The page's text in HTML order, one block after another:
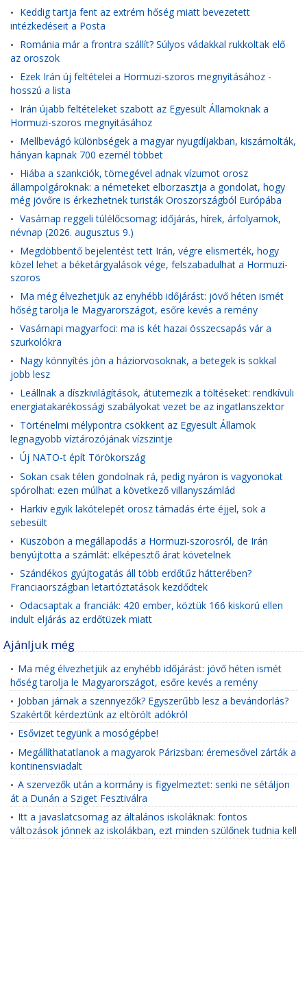
• Keddig tartja fent az extrém hőség miatt bevezetett
intézkedéseit a Posta
• Románia már a frontra szállít? Súlyos vádakkal rukkoltak elő
az oroszok
• Ezek Irán új feltételei a Hormuzi-szoros megnyitásához -
hosszú a lista
• Irán újabb feltételeket szabott az Egyesült Államoknak a
Hormuzi-szoros megnyitásához
• Mellbevágó különbségek a magyar nyugdíjakban, kiszámolták,
hányan kapnak 700 ezernél többet
• Hiába a szankciók, tömegével adnak vízumot orosz
állampolgároknak: a németeket elborzasztja a gondolat, hogy
még jövőre is érkezhetnek turisták Oroszországból Európába
• Vasárnap reggeli túlélőcsomag: időjárás, hírek, árfolyamok,
névnap (2026. augusztus 9.)
• Megdöbbentő bejelentést tett Irán, végre elismerték, hogy
közel lehet a béketárgyalások vége, felszabadulhat a Hormuzi-
szoros
• Ma még élvezhetjük az enyhébb időjárást: jövő héten ismét
hőség tarolja le Magyarországot, esőre kevés a remény
• Vasárnapi magyarfoci: ma is két hazai összecsapás vár a
szurkolókra
• Nagy könnyítés jön a háziorvosoknak, a betegek is sokkal
jobb lesz
• Leállnak a díszkivilágítások, átütemezik a töltéseket: rendkívüli
energiatakarékossági szabályokat vezet be az ingatlanszektor
• Történelmi mélypontra csökkent az Egyesült Államok
legnagyobb víztározójának vízszintje
• Új NATO-t épít Törökország
• Sokan csak télen gondolnak rá, pedig nyáron is vagyonokat
spórolhat: ezen múlhat a következő villanyszámlád
• Harkiv egyik lakótelepét orosz támadás érte éjjel, sok a
sebesült
• Küszöbön a megállapodás a Hormuzi-szorosról, de Irán
benyújtotta a számlát: elképesztő árat követelnek
• Szándékos gyújtogatás áll több erdőtűz hátterében?
Franciaországban letartóztatások kezdődtek
• Odacsaptak a franciák: 420 ember, köztük 166 kiskorú ellen
indult eljárás az erdőtüzek miatt
Ajánljuk még
• Ma még élvezhetjük az enyhébb időjárást: jövő héten ismét
hőség tarolja le Magyarországot, esőre kevés a remény
• Jobban járnak a szennyezők? Egyszerűbb lesz a bevándorlás?
Szakértőt kérdeztünk az eltörölt adókról
• Esővizet tegyünk a mosógépbe!
• Megállíthatatlanok a magyarok Párizsban: éremesővel zárták a
kontinensviadalt
• A szervezők után a kormány is figyelmeztet: senki ne sétáljon
át a Dunán a Sziget Fesztiválra
• Itt a javaslatcsomag az általános iskoláknak: fontos
változások jönnek az iskolákban, ezt minden szülőnek tudnia kell